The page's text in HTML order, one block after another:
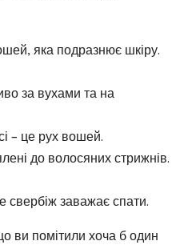
яка подразнює шкіру.
за вухами та на
– це рух вошей.
до волосяних стрижнів.
свербіж заважає спати.
ви помітили хоча б один